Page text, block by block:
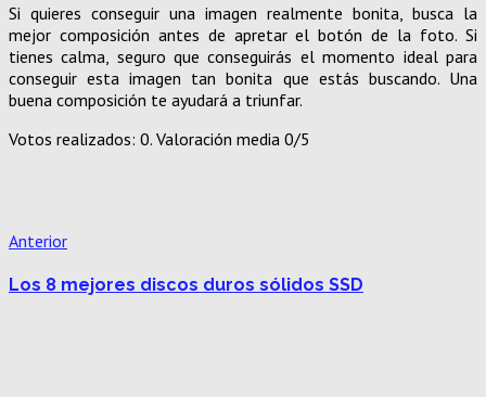
Si quieres conseguir una imagen realmente bonita, busca la
mejor composición antes de apretar el botón de la foto. Si
tienes calma, seguro que conseguirás el momento ideal para
conseguir esta imagen tan bonita que estás buscando. Una
buena composición te ayudará a triunfar.
Votos realizados: 0. Valoración media 0/5
Anterior
Los 8 mejores discos duros sólidos SSD